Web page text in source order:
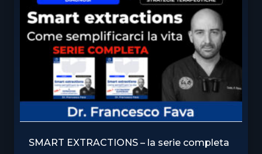
SMART EXTRACTIONS – la serie completa